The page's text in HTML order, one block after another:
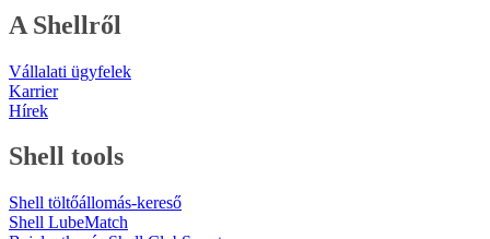
A Shellről
Vállalati ügyfelek
Karrier
Hírek
Shell tools
Shell töltőállomás-kereső
Shell LubeMatch